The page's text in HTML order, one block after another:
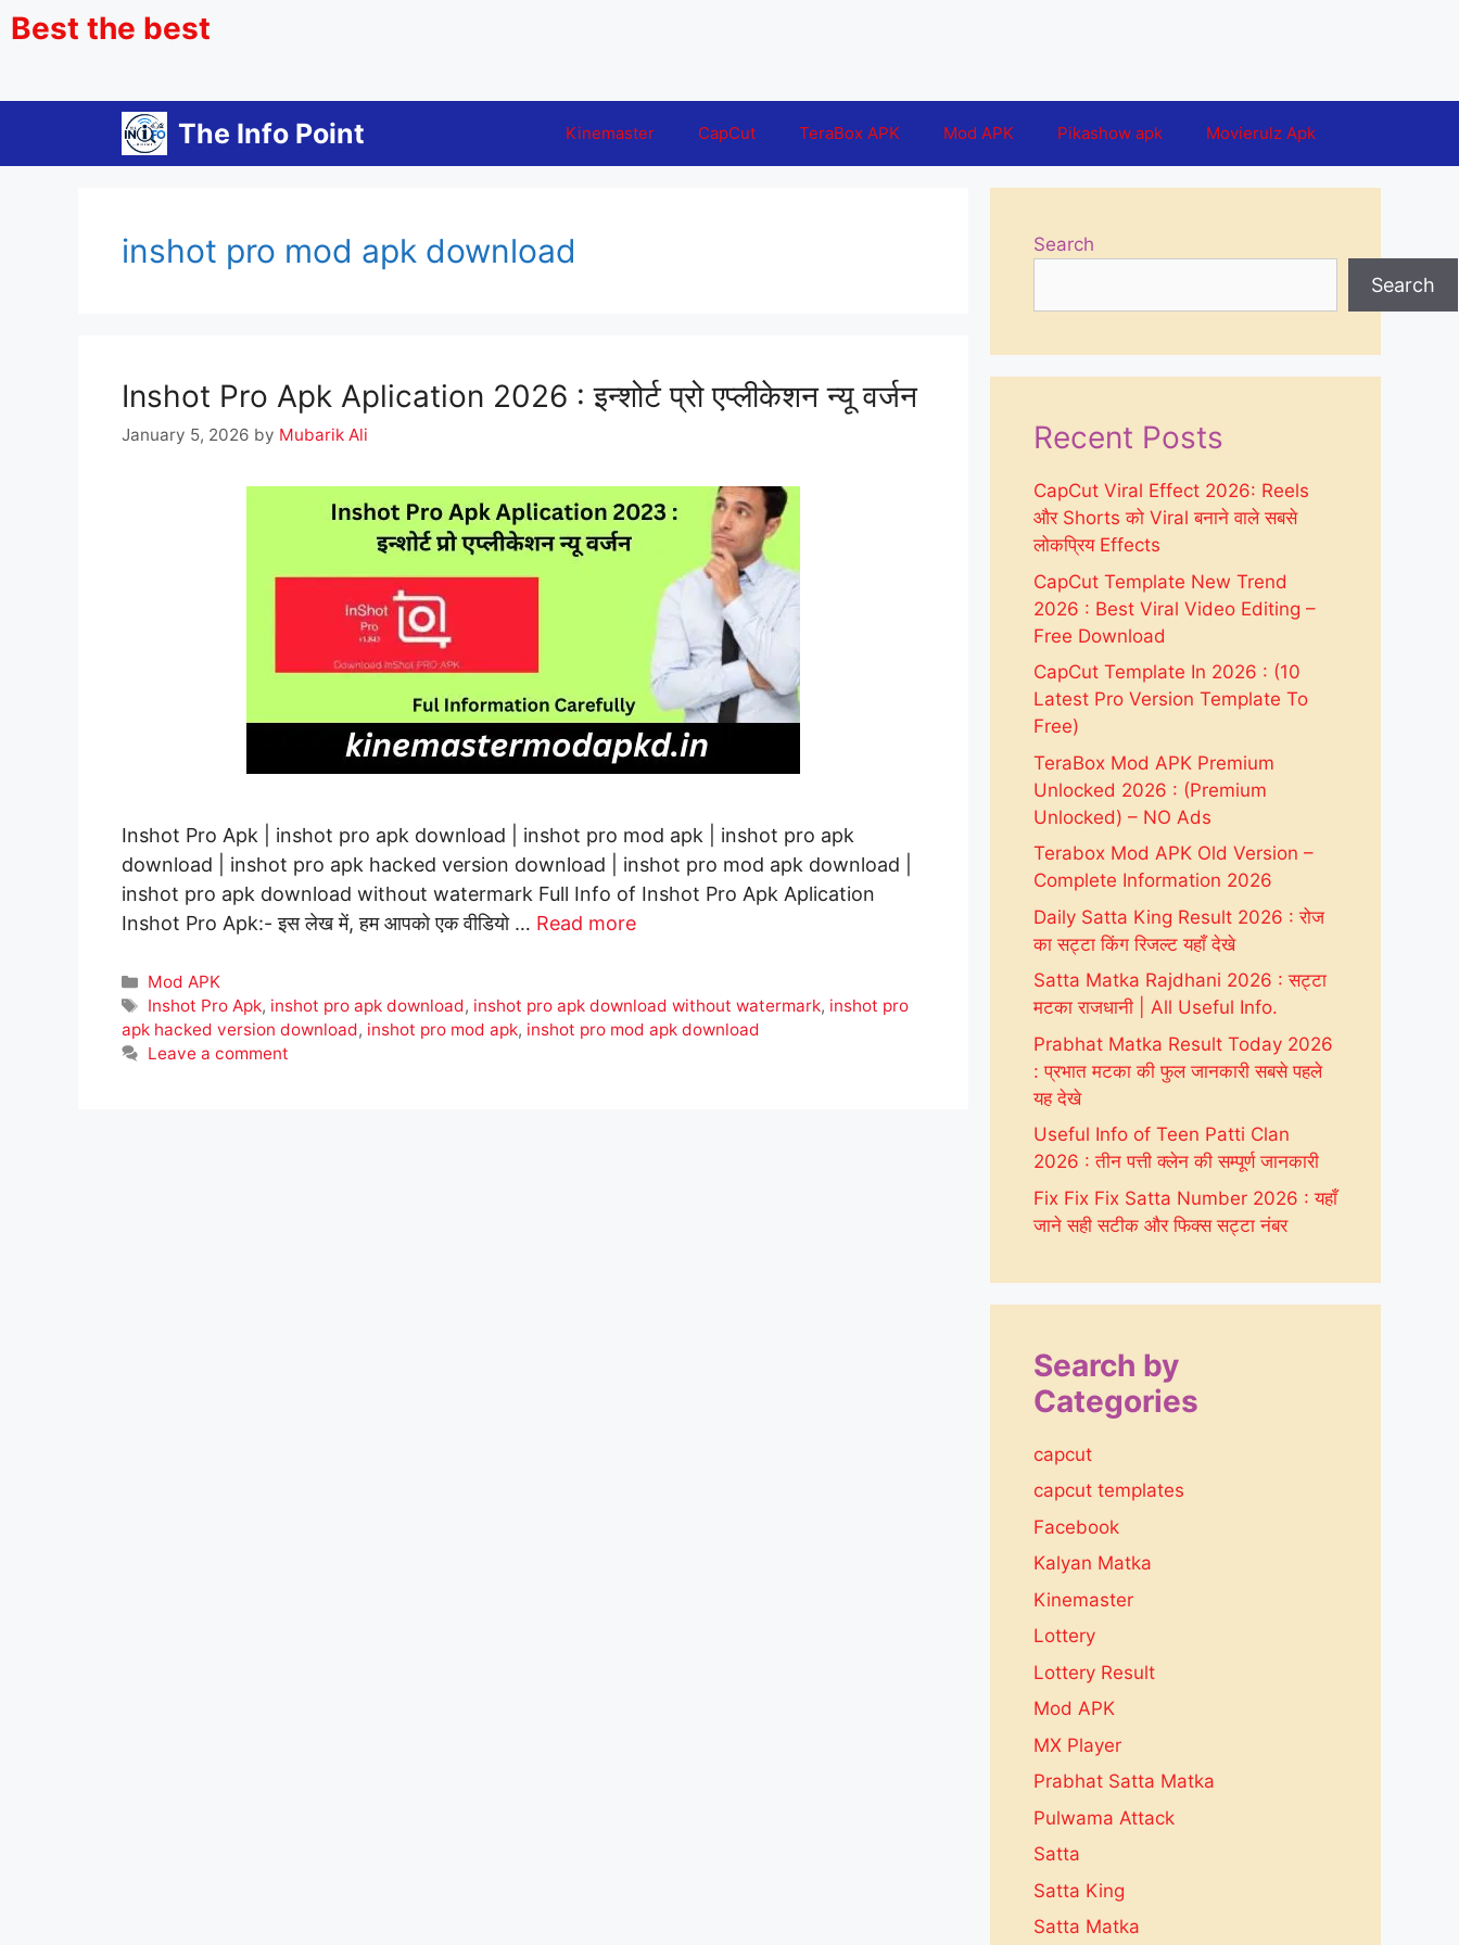
Best the best
The Info Point Kinemaster CapCut TeraBox APK Mod APK Pikashow apk Movierulz Apk
inshot pro mod apk download
Inshot Pro Apk Aplication 2026 : इन्शोर्ट प्रो एप्लीकेशन न्यू वर्जन
January 5, 2026 by Mubarik Ali
Inshot Pro Apk | inshot pro apk download | inshot pro mod apk | inshot pro apk
download | inshot pro apk hacked version download | inshot pro mod apk download |
inshot pro apk download without watermark Full Info of Inshot Pro Apk Aplication
Inshot Pro Apk:- इस लेख में, हम आपको एक वीडियो … Read more
Mod APK
Inshot Pro Apk, inshot pro apk download, inshot pro apk download without watermark, inshot pro
apk hacked version download, inshot pro mod apk, inshot pro mod apk download
Leave a comment
Search
Search
Recent Posts
CapCut Viral Effect 2026: Reels
और Shorts को Viral बनाने वाले सबसे
लोकप्रिय Effects
CapCut Template New Trend
2026 : Best Viral Video Editing –
Free Download
CapCut Template In 2026 : (10
Latest Pro Version Template To
Free)
TeraBox Mod APK Premium
Unlocked 2026 : (Premium
Unlocked) – NO Ads
Terabox Mod APK Old Version –
Complete Information 2026
Daily Satta King Result 2026 : रोज
का सट्टा किंग रिजल्ट यहाँ देखे
Satta Matka Rajdhani 2026 : सट्टा
मटका राजधानी | All Useful Info.
Prabhat Matka Result Today 2026
: प्रभात मटका की फुल जानकारी सबसे पहले
यह देखे
Useful Info of Teen Patti Clan
2026 : तीन पत्ती क्लेन की सम्पूर्ण जानकारी
Fix Fix Fix Satta Number 2026 : यहाँ
जाने सही सटीक और फिक्स सट्टा नंबर
Search by
Categories
capcut
capcut templates
Facebook
Kalyan Matka
Kinemaster
Lottery
Lottery Result
Mod APK
MX Player
Prabhat Satta Matka
Pulwama Attack
Satta
Satta King
Satta Matka